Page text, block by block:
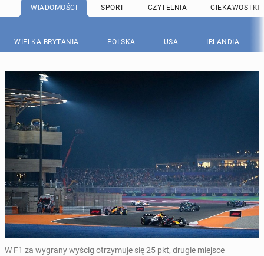
WIADOMOŚCI SPORT CZYTELNIA CIEKAWOSTKI
WIELKA BRYTANIA POLSKA USA IRLANDIA
W F1 za wygrany wyścig otrzymuje się 25 pkt, drugie miejsce